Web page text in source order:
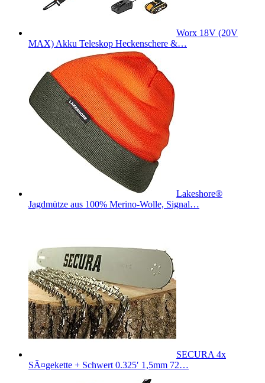
Worx 18V (20V
MAX) Akku Teleskop Heckenschere &…
Lakeshore®
Jagdmütze aus 100% Merino-Wolle, Signal…
SECURA 4x
SÃ¤gekette + Schwert 0.325′ 1,5mm 72…